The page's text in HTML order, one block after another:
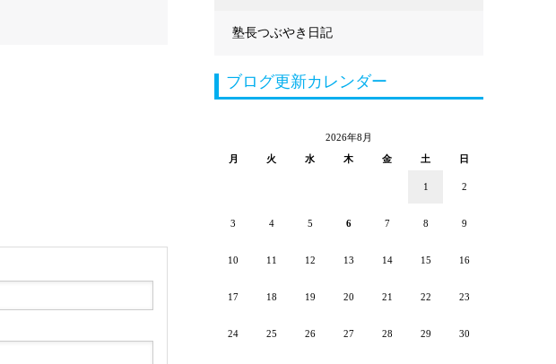
塾長つぶやき日記
ブログ更新カレンダー
2026年8月
月
火 水 木 金 土 日
1 2
3 4 5 6 7 8 9
10 11 12 13 14 15 16
17 18 19 20 21 22 23
24 25 26 27 28 29 30